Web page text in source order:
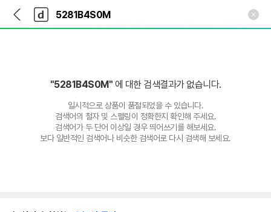
다
나
와
가
다
와
"5281B4S0M" 에 대한 검색결과가 없습니다.
일시적으로 상품이 품절되었을 수 있습니다.
검색어의 철자 및 스펠링이 정확한지 확인해 주세요.
검색어가 두 단어 이상일 경우 띄어쓰기를 해보세요.
보다 일반적인 검색어나 비슷한 검색어로 다시 검색해 보세요.